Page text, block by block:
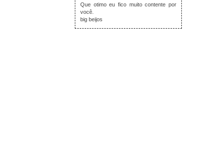
Que otimo eu fico muito contente por
você.
big beijos